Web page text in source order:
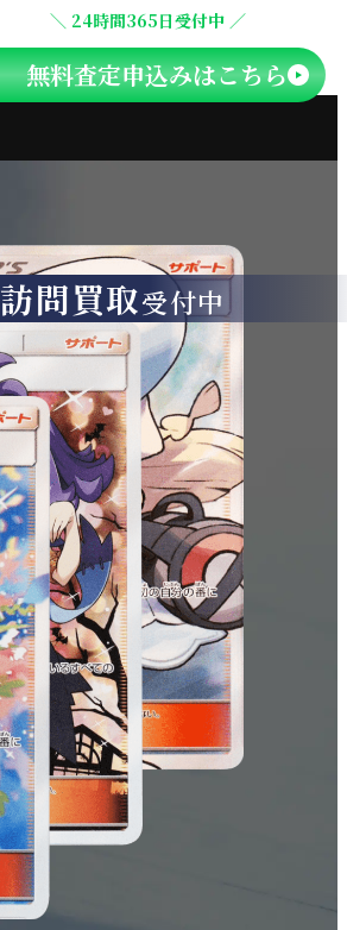
＼ 24時間365日受付中 ／
無料査定申込みはこちら
訪問買取受付中